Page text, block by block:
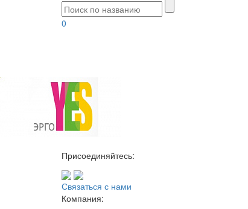
0
Присоединяйтесь:
Связаться с нами
Компания: